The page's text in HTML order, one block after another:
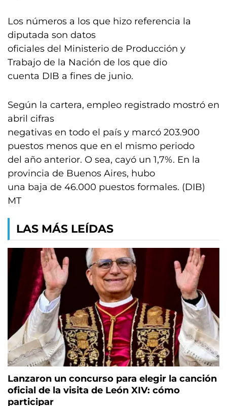
Los números a los que hizo referencia la
diputada son datos
oficiales del Ministerio de Producción y
Trabajo de la Nación de los que dio
cuenta DIB a fines de junio.
Según la cartera, empleo registrado mostró en
abril cifras
negativas en todo el país y marcó 203.900
puestos menos que en el mismo periodo
del año anterior. O sea, cayó un 1,7%. En la
provincia de Buenos Aires, hubo
una baja de 46.000 puestos formales. (DIB)
MT
LAS MÁS LEÍDAS
Lanzaron un concurso para elegir la canción
oficial de la visita de León XIV: cómo
participar